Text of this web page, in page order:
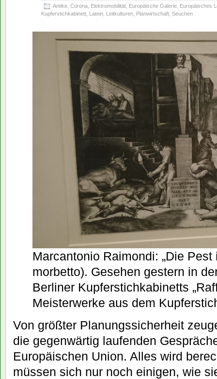
Antike Corona Elektromobilität Europäische Galerie Europäisches
Kupferstichkabinett Latein Leitkulturen Planwirtschaft Seuchen
Marcantonio Raimondi: „Die Pest
morbetto). Gesehen gestern in
Berliner Kupferstichkabinetts
Meisterwerke aus dem
Von größter Planungssicherheit
die gegenwärtig laufenden
Europäischen Union. Alles wird
müssen sich nur noch einigen, wie